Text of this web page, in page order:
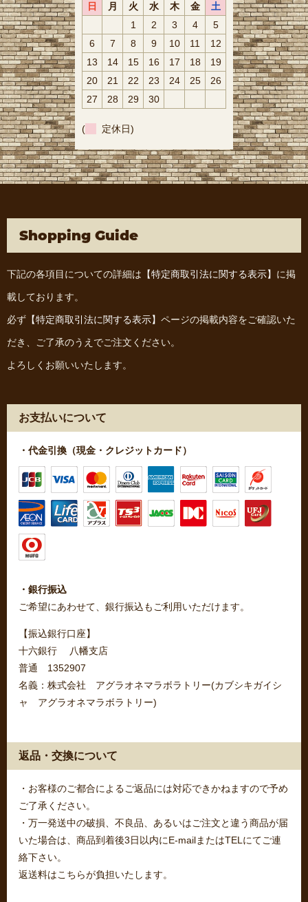
日 月 火 水 木 金
土
1
2 3 4
5
6
7 8 9 10 11
12
13
14 15 16 17 18
19
20
21 22 23 24 25
26
27
28 29 30
( 定休日)
Shopping Guide
下記の各項目についての詳細は 【特定商取引法に関する表示】 に掲
載しております。
必ず 【特定商取引法に関する表示】 ページの掲載内容をご確認いた
だき、ご了承のうえでご注文ください。
よろしくお願いいたします。
お支払いについて
・代金引換（現金・クレジットカード）
・銀行振込
ご希望にあわせて、銀行振込もご利用いただけます。
【振込銀行口座】
十六銀行 八幡支店
普通 1352907
名義：株式会社 アグラオネマラボラトリー(カブシキガイシ
ャ アグラオネマラボラトリー)
返品・交換について
・お客様のご都合によるご返品には対応できかねますので予め
ご了承ください。
・万一発送中の破損、不良品、あるいはご注文と違う商品が届
いた場合は、商品到着後3日以内にE-mailまたはTELにてご連
絡下さい。
返送料はこちらが負担いたします。